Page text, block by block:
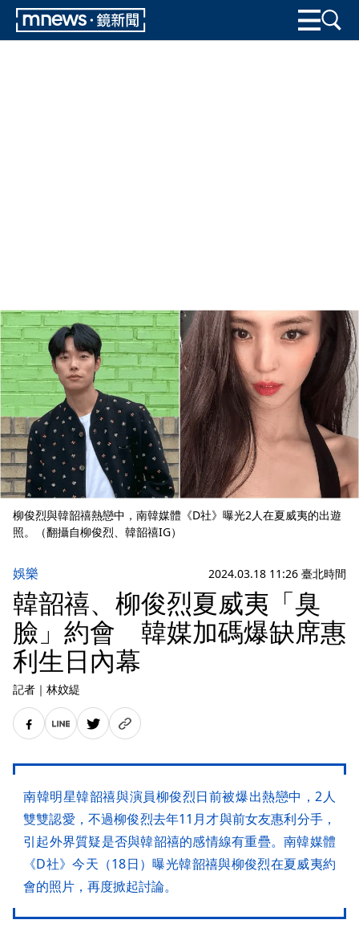
柳俊烈與韓韶禧熱戀中，南韓媒體《D社》曝光2人在夏威夷的出遊
照。（翻攝自柳俊烈、韓韶禧IG）
娛樂 2024.03.18 11:26 臺北時間
韓韶禧、柳俊烈夏威夷「臭
臉」約會 韓媒加碼爆缺席惠
利生日內幕
記者 ｜ 林妏緹
南韓明星韓韶禧與演員柳俊烈日前被爆出熱戀中，2人
雙雙認愛，不過柳俊烈去年11月才與前女友惠利分手，
引起外界質疑是否與韓韶禧的感情線有重疊。南韓媒體
《D社》今天（18日）曝光韓韶禧與柳俊烈在夏威夷約
會的照片，再度掀起討論。